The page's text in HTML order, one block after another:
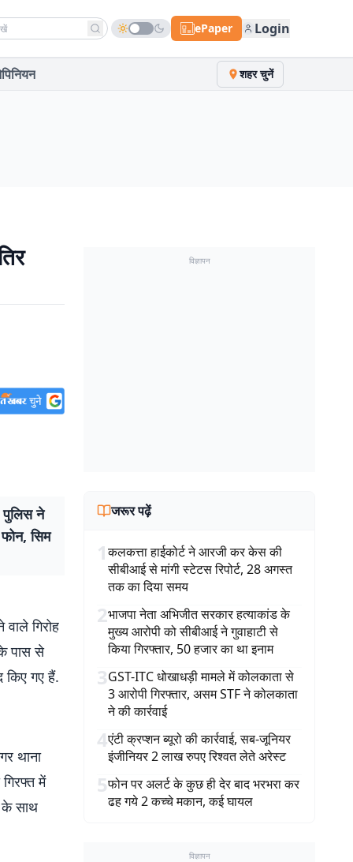
news ePaper Login
शहर चुनें
पुलिस ने
सिम
गिरोह
पास से
किए गए हैं.
थाना
में
के साथ
विज्ञापन
जरूर पढ़ें
1कलकत्ता हाईकोर्ट ने आरजी कर केस की
सीबीआई से मांगी स्टेटस रिपोर्ट, 28 अगस्त
तक का दिया समय
2भाजपा नेता अभिजीत सरकार हत्याकांड के
मुख्य आरोपी को सीबीआई ने गुवाहाटी से
किया गिरफ्तार, 50 हजार का था इनाम
3GST-ITC धोखाधड़ी मामले में कोलकाता से
3 आरोपी गिरफ्तार, असम STF ने कोलकाता
ने की कार्रवाई
4एंटी क्रप्शन ब्यूरो की कार्रवाई, सब-जूनियर
इंजीनियर 2 लाख रुपए रिश्वत लेते अरेस्ट
5फोन पर अलर्ट के कुछ ही देर बाद भरभरा कर
ढह गये 2 कच्चे मकान, कई घायल
विज्ञापन